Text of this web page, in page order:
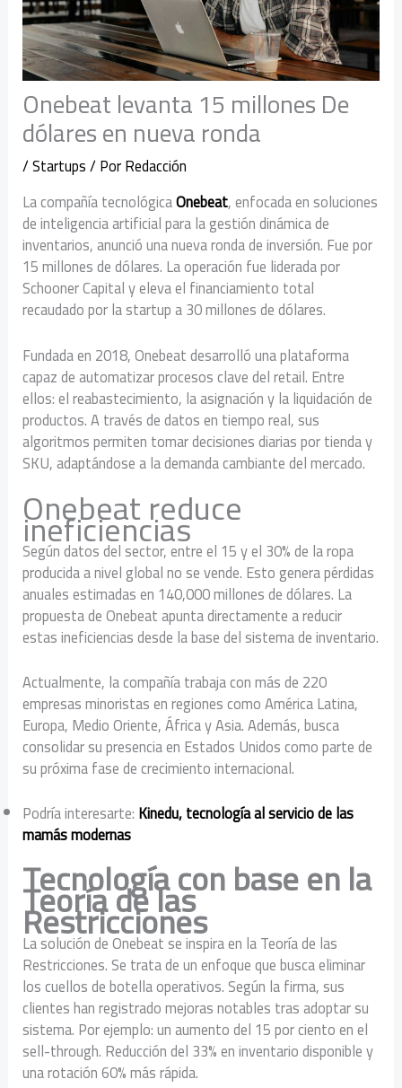
Onebeat levanta 15 millones De
dólares en nueva ronda
/Startups/ PorRedacción
La compañía tecnológicaOnebeat, enfocada en soluciones
de inteligencia artificial para la gestión dinámica de
inventarios, anunció una nueva ronda de inversión. Fue por
15 millones de dólares. La operación fue liderada por
Schooner Capital y eleva el financiamiento total
recaudado por la startup a 30 millones de dólares.
Fundada en 2018, Onebeat desarrolló una plataforma
capaz de automatizar procesos clave del retail. Entre
ellos: el reabastecimiento, la asignación y la liquidación de
productos. A través de datos en tiempo real, sus
algoritmos permiten tomar decisiones diarias por tienda y
SKU, adaptándose a la demanda cambiante del mercado.
Onebeat reduce
ineficiencias
Según datos del sector, entre el 15 y el 30% de la ropa
producida a nivel global no se vende. Esto genera pérdidas
anuales estimadas en 140,000 millones de dólares. La
propuesta de Onebeat apunta directamente a reducir
estas ineficiencias desde la base del sistema de inventario.
Actualmente, la compañía trabaja con más de 220
empresas minoristas en regiones como América Latina,
Europa, Medio Oriente, África y Asia. Además, busca
consolidar su presencia en Estados Unidos como parte de
su próxima fase de crecimiento internacional.
Podría interesarte: Kinedu, tecnología al servicio de las
mamás modernas
Tecnología con base en la
Teoría de las
Restricciones
La solución de Onebeat se inspira en la Teoría de las
Restricciones. Se trata de un enfoque que busca eliminar
los cuellos de botella operativos. Según la firma, sus
clientes han registrado mejoras notables tras adoptar su
sistema. Por ejemplo: un aumento del 15 por ciento en el
sell-through. Reducción del 33% en inventario disponible y
una rotación 60% más rápida.